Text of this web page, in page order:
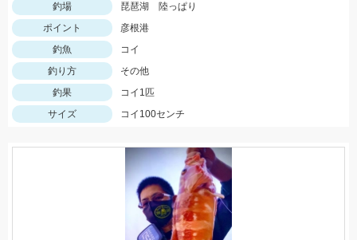
釣場
琵琶湖 陸っぱり
ポイント
彦根港
釣魚
コイ
釣り方
その他
釣果
コイ1匹
サイズ
コイ100センチ